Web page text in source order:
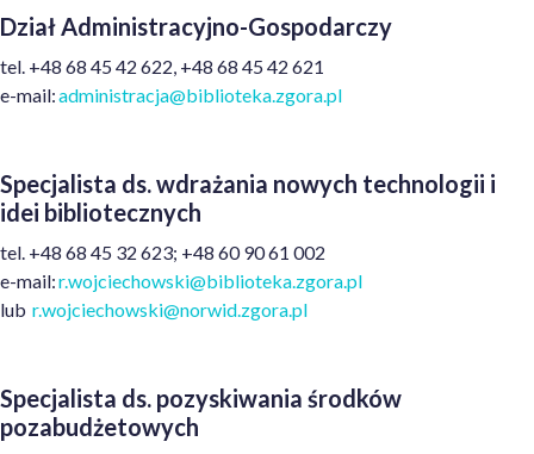
Dział Administracyjno-Gospodarczy
tel. +48 68 45 42 622, +48 68 45 42 621
e-mail:administracja@biblioteka.zgora.pl
Specjalista ds. wdrażania nowych technologii i
idei bibliotecznych
tel. +48 68 45 32 623; +48 60 90 61 002
e-mail:r.wojciechowski@biblioteka.zgora.pl
lub r.wojciechowski@norwid.zgora.pl
Specjalista ds. pozyskiwania środków
pozabudżetowych